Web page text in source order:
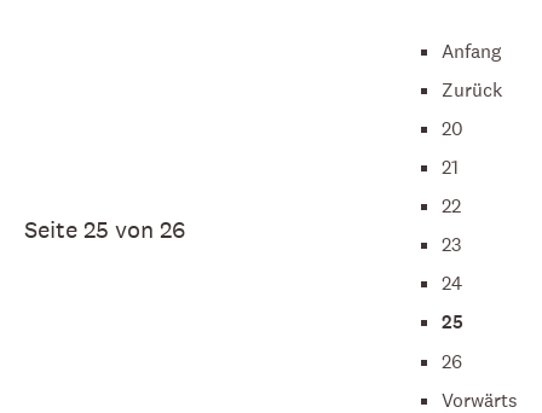
Seite 25 von 26
Anfang
Zurück
20
21
22
23
24
25
26
Vorwärts